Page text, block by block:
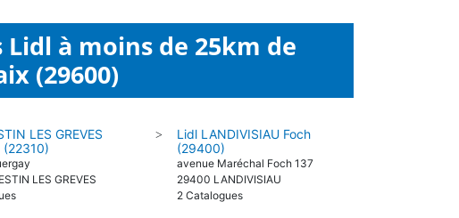
à moins de 25km de
(29600)
LES GREVES
(22310)
LES GREVES
>
Lidl LANDIVISIAU Foch
(29400)
avenue Maréchal Foch 137
29400 LANDIVISIAU
2 Catalogues